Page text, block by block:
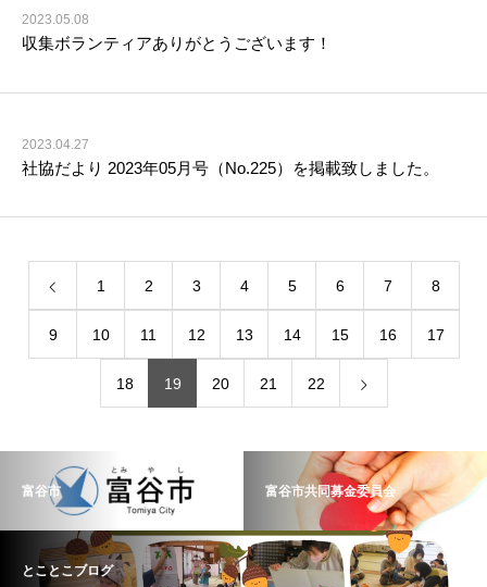
2023.05.08
収集ボランティアありがとうございます！
2023.04.27
社協だより 2023年05月号（No.225）を掲載致しました。
1 2 3 4 5 6 7 8
9 10 11 12 13 14 15 16 17
18 19 20 21 22
富谷市 富谷市共同募金委員会
とことこブログ